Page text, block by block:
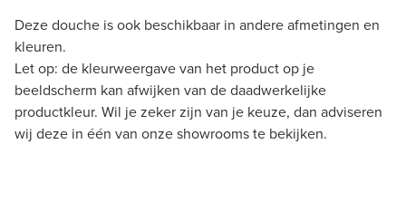
Deze douche is ook beschikbaar in andere afmetingen en
kleuren.
Let op: de kleurweergave van het product op je
beeldscherm kan afwijken van de daadwerkelijke
productkleur. Wil je zeker zijn van je keuze, dan adviseren
wij deze in één van onze showrooms te bekijken.